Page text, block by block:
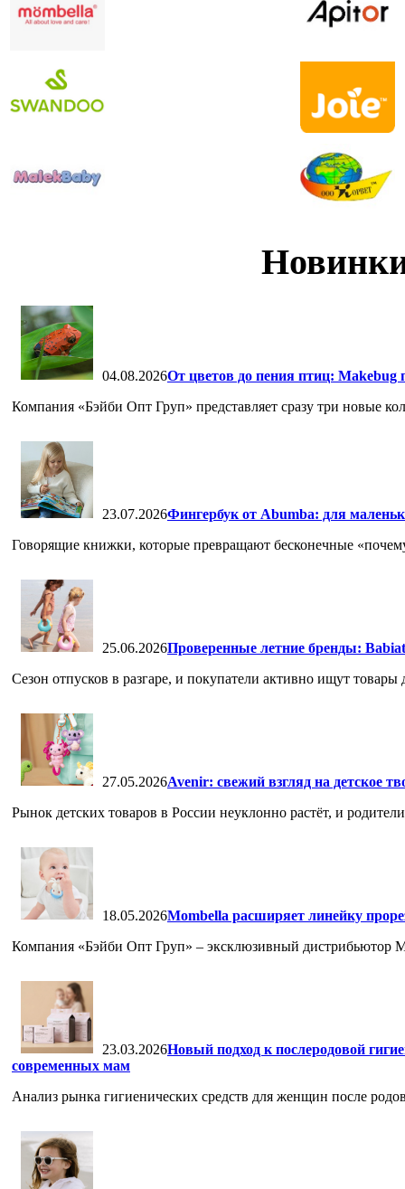
04.08.2026От цветов до пения птиц: Makebug
Компания «Бэйби Опт Груп» представляет сразу три новые
23.07.2026Фингербук от Abumba: для
Говорящие книжки, которые превращают бесконечные
25.06.2026Проверенные летние бренды:
Сезон отпусков в разгаре, и покупатели активно ищут товары
27.05.2026Avenir: свежий взгляд на детское
Рынок детских товаров в России неуклонно растёт, и
18.05.2026Mombella расширяет линейку
Компания «Бэйби Опт Груп» – эксклюзивный дистрибьютор
23.03.2026Новый подход к послеродовой
современных мам
Анализ рынка гигиенических средств для женщин после